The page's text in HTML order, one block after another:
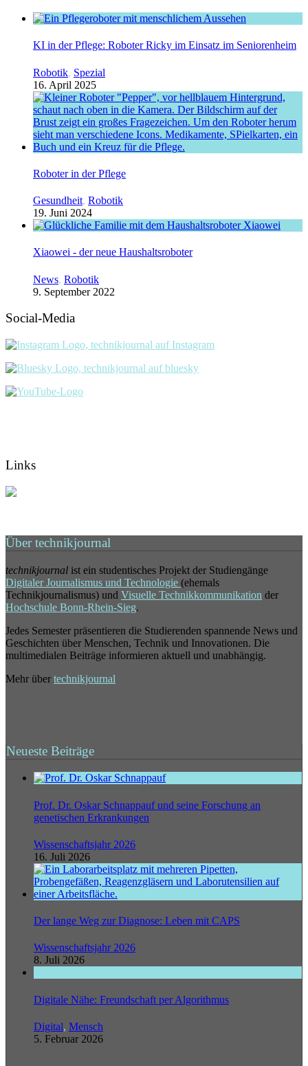
KI in der Pflege: Roboter Ricky im Einsatz im Seniorenheim
Robotik, Spezial
16. April 2025
Roboter in der Pflege
Gesundheit, Robotik
19. Juni 2024
Xiaowei - der neue Haushaltsroboter
News, Robotik
9. September 2022
Social-Media
Links
Über technikjournal
technikjournal ist ein studentisches Projekt der Studiengänge
Digitaler Journalismus und Technologie (ehemals
Technikjournalismus) und Visuelle Technikkommunikation der
Hochschule Bonn-Rhein-Sieg.
Jedes Semester präsentieren die Studierenden spannende News und
Geschichten über Menschen, Technik und Innovationen. Die
multimedialen Beiträge informieren aktuell und unabhängig.
Mehr über technikjournal
Neueste Beiträge
Prof. Dr. Oskar Schnappauf und seine Forschung an
genetischen Erkrankungen
Wissenschaftsjahr 2026
16. Juli 2026
Der lange Weg zur Diagnose: Leben mit CAPS
Wissenschaftsjahr 2026
8. Juli 2026
Digitale Nähe: Freundschaft per Algorithmus
Digital, Mensch
5. Februar 2026